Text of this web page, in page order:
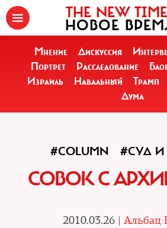
THE NEW
НОВОЕ
Мнение Дискуссия
Портрет
Расследование
Израиль
Навальный Трамп
Дума
#COLUMN #СУД
СОВОК С
2010.03.26 | Альбац